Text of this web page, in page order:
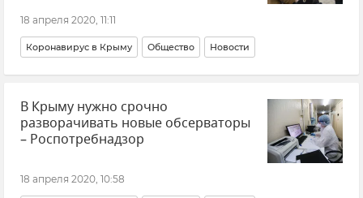
18 апреля 2020, 11:11
Коронавирус в Крыму Общество Новости
В Крыму нужно срочно
разворачивать новые обсерваторы
– Роспотребнадзор
18 апреля 2020, 10:58